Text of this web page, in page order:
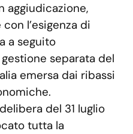
aggiudicazione,
l’esigenza di
a seguito
separata del
emersa dai ribassi
del 31 luglio
tutta la